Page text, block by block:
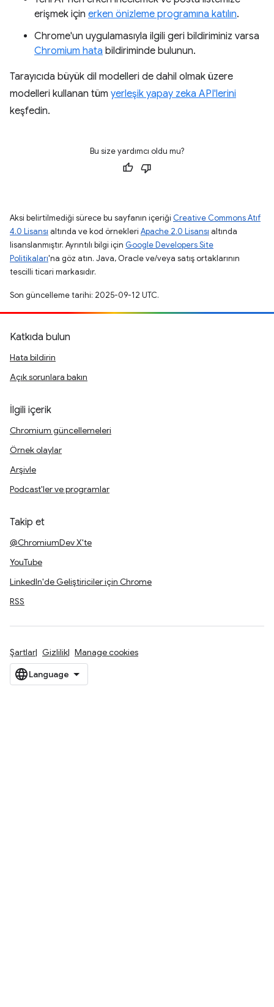
erişmek için erken önizleme programına katılın.
Chrome'un uygulamasıyla ilgili geri bildiriminiz varsa
Chromium hata bildiriminde bulunun.
Tarayıcıda büyük dil modelleri de dahil olmak üzere
modelleri kullanan tüm yerleşik yapay zeka API'lerini
keşfedin.
Bu size yardımcı oldu mu?
Aksi belirtilmediği sürece bu sayfanın içeriği Creative Commons Atıf
4.0 Lisansı altında ve kod örnekleri Apache 2.0 Lisansı altında
lisanslanmıştır. Ayrıntılı bilgi için Google Developers Site
Politikaları'na göz atın. Java, Oracle ve/veya satış ortaklarının
tescilli ticari markasıdır.
Son güncelleme tarihi: 2025-09-12 UTC.
Katkıda bulun
Hata bildirin
Açık sorunlara bakın
İlgili içerik
Chromium güncellemeleri
Örnek olaylar
Arşivle
Podcast'ler ve programlar
Takip et
@ChromiumDev X'te
YouTube
LinkedIn'de Geliştiriciler için Chrome
RSS
Şartlar Gizlilik Manage cookies